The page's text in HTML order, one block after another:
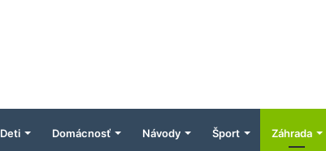
Deti Domácnosť Návody Šport Záhrada